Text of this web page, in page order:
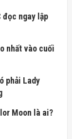
đọc ngay lập
nhất vào cuối
phải Lady
Moon là ai?